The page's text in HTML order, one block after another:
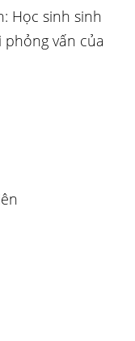
Học sinh sinh
vấn của